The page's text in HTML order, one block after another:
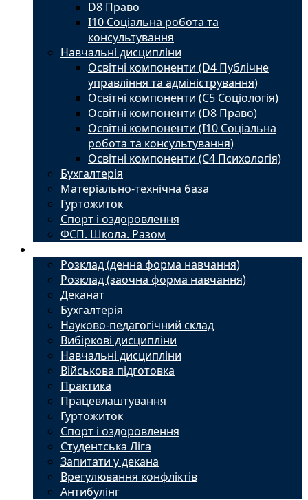
D8 Право
I10 Соціальна робота та
консультування
Навчальні дисципліни
Освітні компоненти (D4 Публічне
управління та адміністрування)
Освітні компоненти (С5 Соціологія)
Освітні компоненти (D8 Право)
Освітні компоненти (I10 Соціальна
робота та консультування)
Освітні компоненти (С4 Психологія)
Бухгалтерія
Матеріально-технічна база
Гуртожиток
Спорт і оздоровлення
ФСП. Школа. Разом
Розклад (денна форма навчання)
Розклад (заочна форма навчання)
Деканат
Бухгалтерія
Науково-педагогічний склад
Вибіркові дисципліни
Навчальні дисципліни
Військова підготовка
Практика
Працевлаштування
Гуртожиток
Спорт і оздоровлення
Студентська Ліга
Запитати у декана
Врегулювання конфліктів
Антибулінг